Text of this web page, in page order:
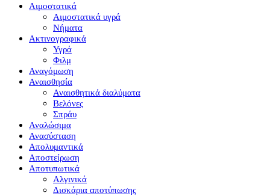
Αιμοστατικά
Αιμοστατικά υγρά
Νήματα
Ακτινογραφικά
Υγρά
Φιλμ
Αναγόμωση
Αναισθησία
Αναισθητικά διαλύματα
Βελόνες
Σπράυ
Αναλώσιμα
Ανασύσταση
Απολυμαντικά
Αποστείρωση
Αποτυπωτικά
Αλγινικά
Δισκάρια αποτύπωσης